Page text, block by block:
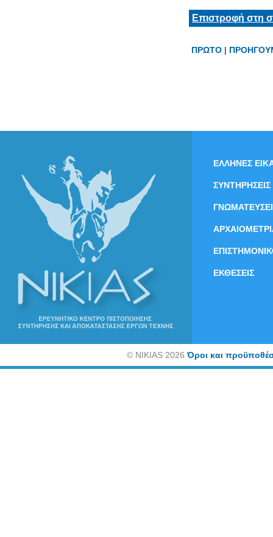
Επιστροφή στη
ΠΡΩΤΟ |
ΕΛΛΗΝΕΣ
ΣΥΝΤΗΡΗΣΕΙΣ
ΕΚΘΕΣΕΙΣ
©NIKIAS 2026Όροι και